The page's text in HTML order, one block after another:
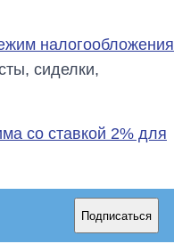
налогообложения
сиделки,
со ставкой 2% для
Подписаться